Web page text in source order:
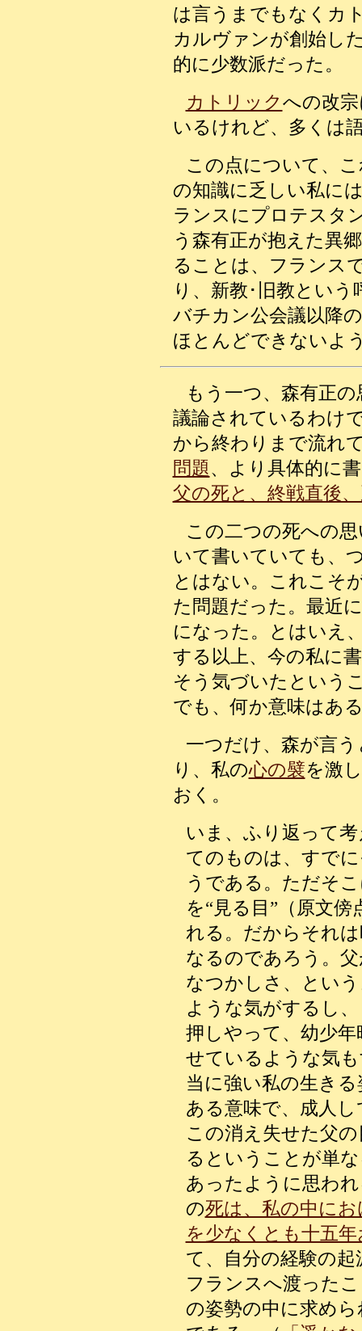
は言うまでもなくカ
カルヴァンが創始し
的に少数派だった。
カトリックへの改
いるけれど、多くは
この点について、
の知識に乏しい私に
ランスにプロテスタ
う森有正が抱えた異
ることは、フランス
り、新教･旧教とい
バチカン公会議以降
ほとんどできないよ
もう一つ、森有正
議論されているわけ
から終わりまで流れ
問題、より具体的に
父の死と、終戦直後
この二つの死への
いて書いていても、
とはない。これこそ
た問題だった。最近
になった。とはいえ
する以上、今の私に
そう気づいたという
でも、何か意味はあ
一つだけ、森が言
り、私の心の襞を激
おく。
いま、ふり返って
てのものは、すで
うである。ただそ
を“見る目”（原文
れる。だからそれ
なるのであろう。
なつかしさ、とい
ような気がするし
押しやって、幼少
せているような気
当に強い私の生き
ある意味で、成人
この消え失せた父
るということが単
あったように思わ
の死は、私の中にお
を少なくとも十五
て、自分の経験の
フランスへ渡った
の姿勢の中に求め